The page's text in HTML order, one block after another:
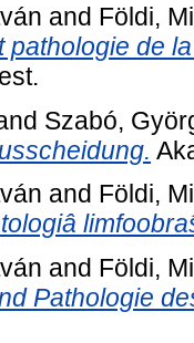
and Földi,
pathologie de
Szabó,
and Földi,
and Földi,
Pathologie